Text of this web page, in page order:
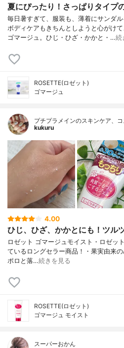
夏にぴったり！さっぱりタイプ
毎日暑すぎて、服装も、薄着にサンダ
ボディケアもきちんとしようと心がけ
ゴマージュ。ひじ・ひざ・かかと・…続
ROSETTE(ロゼット)
ゴマージュ
プチプラメインのスキンケア、
kukuru
4.00
ひじ、ひざ、かかとにも！ツル
ロゼット ゴマージュモイスト・ロゼッ
ているロングセラー商品！・果実由来
ポロと落…続きを見る
ROSETTE(ロゼット)
ゴマージュ モイスト
スーパーおかん